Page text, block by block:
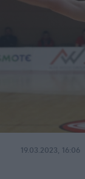
19.03.2023, 16:06